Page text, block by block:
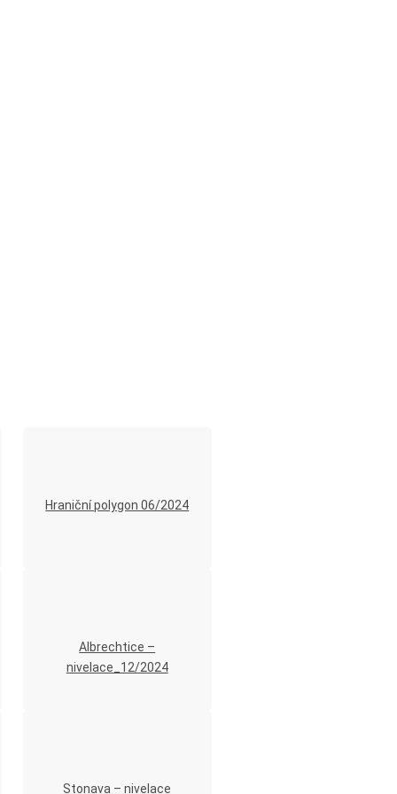
Hraniční polygon 06/2024
Albrechtice –
nivelace_12/2024
Stonava – nivelace